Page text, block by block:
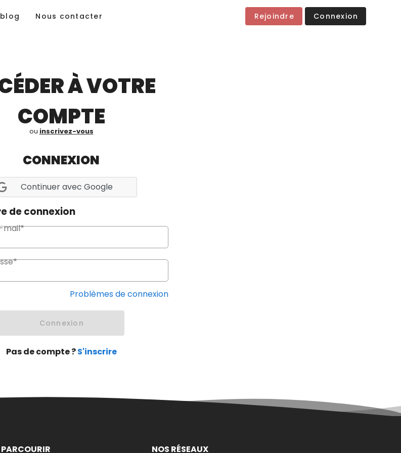
Nous contacter Rejoindre Connexion
À VOTRE
COMPTE
ou inscrivez-vous
CONNEXION
Continuer avec Google
de connexion
mail*
Problèmes de connexion
Connexion
Pas de compte ?S'inscrire
PARCOURIR NOS RÉSEAUX